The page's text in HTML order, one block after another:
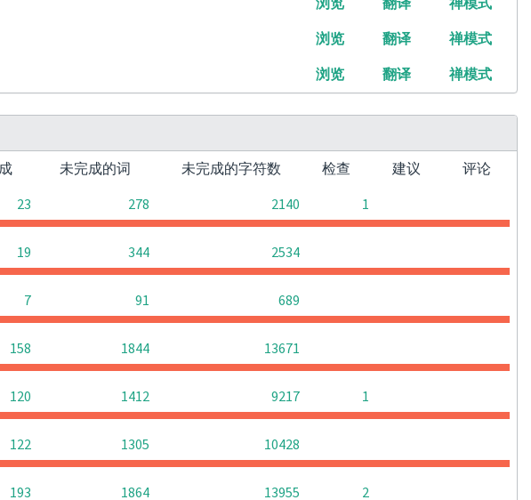
浏览 翻译
禅模式
浏览 翻译 禅模式
未完成的词 未完成的字符数 检查 建议
评论
23 278 2140 1
19 344 2534
7 91 689
158 1844 13671
120 1412 9217 1
122 1305 10428
193 1864 13955 2